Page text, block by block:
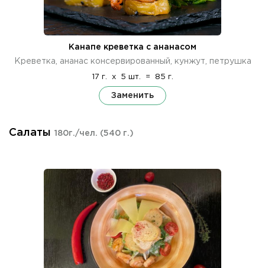
Канапе креветка с ананасом
Креветка, ананас консервированный, кунжут, петрушка
17 г. x 5 шт. = 85 г.
Заменить
Салаты 180г./чел. (540 г.)